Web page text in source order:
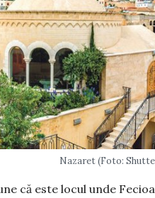
Nazaret (Foto:
că este locul un­de